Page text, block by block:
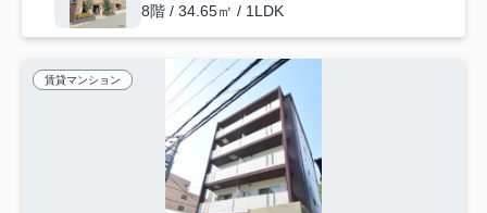
8階 / 34.65㎡ / 1LDK
賃貸マンション